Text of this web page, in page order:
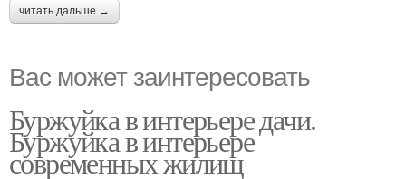
читать дальше →
Вас может заинтересовать
Буржуйка в интерьере дачи.
Буржуйка в интерьере
современных жилищ